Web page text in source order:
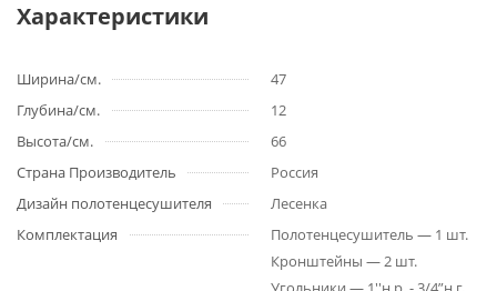
Характеристики
Ширина/см.
47
Глубина/см.
12
Высота/см.
66
Страна Производитель
Россия
Дизайн полотенцесушителя
Лесенка
Комплектация
Полотенцесушитель — 1 шт.
Кронштейны — 2 шт.